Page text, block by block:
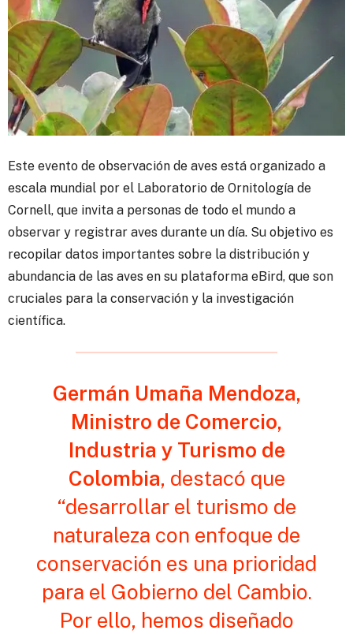
Este evento de observación de aves está organizado a
escala mundial por el Laboratorio de Ornitología de
Cornell, que invita a personas de todo el mundo a
observar y registrar aves durante un día. Su objetivo es
recopilar datos importantes sobre la distribución y
abundancia de las aves en su plataforma eBird, que son
cruciales para la conservación y la investigación
científica.
Germán Umaña Mendoza,
Ministro de Comercio,
Industria y Turismo de
Colombia, destacó que
“desarrollar el turismo de
naturaleza con enfoque de
conservación es una prioridad
para el Gobierno del Cambio.
Por ello, hemos diseñado